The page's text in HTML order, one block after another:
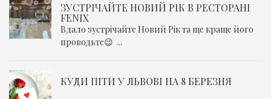
ЗУСТРІЧАЙТЕ НОВИЙ РІК В РЕСТОРАНІ
FENIX
Вдало зустрічайте Новий Рік та ще краще його
проводьте😉 ...
КУДИ ПІТИ У ЛЬВОВІ НА 8 БЕРЕЗНЯ